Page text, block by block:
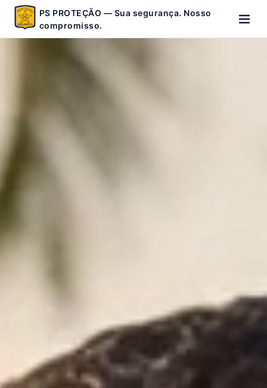
PS PROTEÇÃO — Sua segurança. Nosso
compromisso.